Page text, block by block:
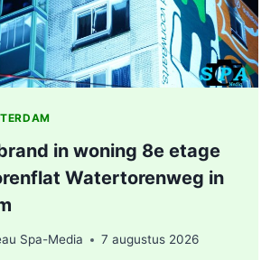
in woning 8e etage
Watertorenweg in
Spa-Media 7 augustus 2026